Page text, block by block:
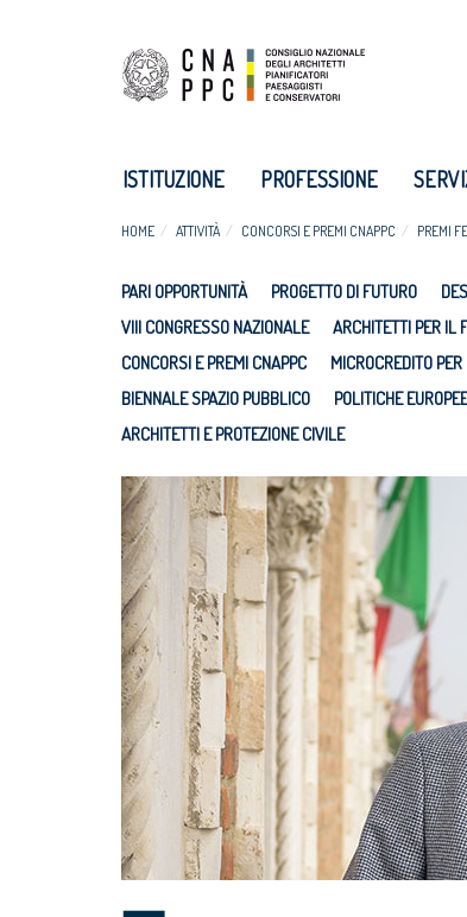
ISTITUZIONE PROFESSIONE
HOME ATTIVITÀ CONCORSI E PREMI CNAPPC PREMI
PARI OPPORTUNITÀ PROGETTO DI FUTURO
VIII CONGRESSO NAZIONALE
ARCHITETTI PER IL
CONCORSI E PREMI CNAPPC
MICROCREDITO
BIENNALE SPAZIO PUBBLICO
POLITICHE EUROPEE
ARCHITETTI E PROTEZIONE CIVILE